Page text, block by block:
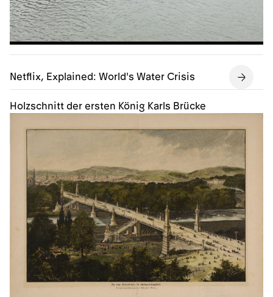
Netflix, Explained: World's Water Crisis
Holzschnitt der ersten König Karls Brücke